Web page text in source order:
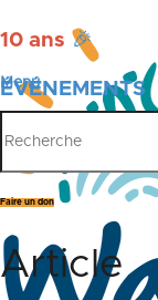
10 ans 🎉
ÉVÉNEMENTS
PUBLICATIONS
Menu
Faire un don
Article